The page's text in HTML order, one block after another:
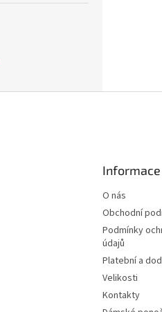
O nás
Obchodní
Podmínky
údajů
Platební a
Velikosti
Kontakty